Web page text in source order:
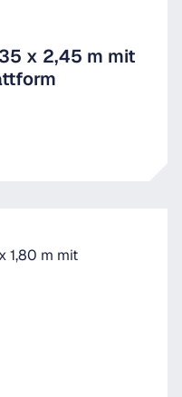
x 2,45 m mit